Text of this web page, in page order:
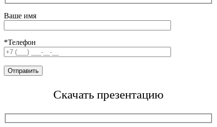
Ваше имя
*Телефон
Скачать презентацию